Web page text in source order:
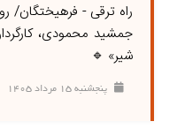
راه ترقی - فرهیختگان/
جمشید محمودی،
شیر» 🔹
پنجشنبه ۱۵ مرداد ۱۴۰۵